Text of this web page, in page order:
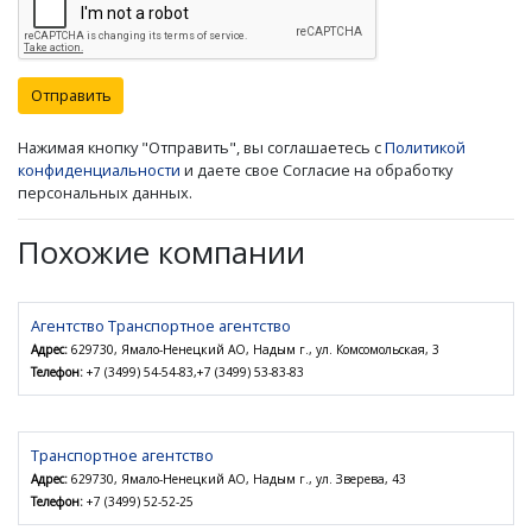
Отправить
Нажимая кнопку "Отправить", вы соглашаетесь сПолитикой
конфиденциальности и даете свое Согласие на обработку
персональных данных.
Похожие компании
Агентство Транспортное агентство
Адрес: 629730, Ямало-Ненецкий АО, Надым г., ул. Комсомольская, 3
Телефон: +7 (3499) 54-54-83,+7 (3499) 53-83-83
Транспортное агентство
Адрес: 629730, Ямало-Ненецкий АО, Надым г., ул. Зверева, 43
Телефон: +7 (3499) 52-52-25